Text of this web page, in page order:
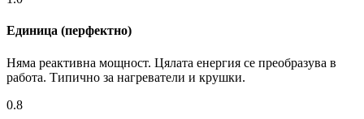
Единица (перфектно)
Няма реактивна мощност. Цялата енергия се преобразува в
работа. Типично за нагреватели и крушки.
0.8